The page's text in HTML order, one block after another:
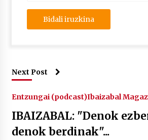
Next Post
Entzungai (podcast)Ibaizabal
IBAIZABAL: "Denok
denok berdinak"...